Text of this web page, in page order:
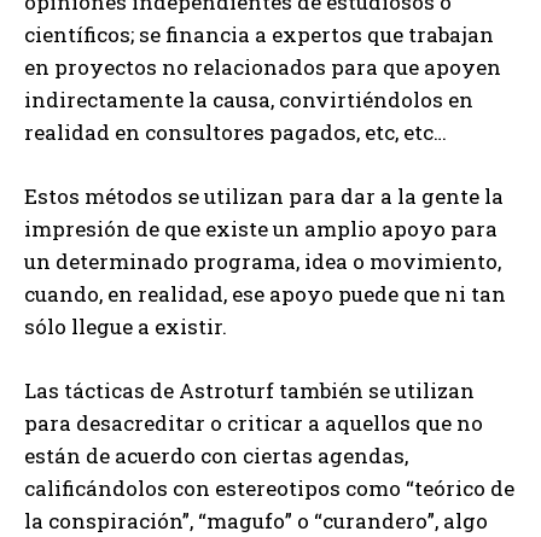
científicos; se financia a expertos que trabajan
en proyectos no relacionados para que apoyen
indirectamente la causa, convirtiéndolos en
realidad en consultores pagados, etc, etc…
Estos métodos se utilizan para dar a la gente la
impresión de que existe un amplio apoyo para
un determinado programa, idea o movimiento,
cuando, en realidad, ese apoyo puede que ni tan
sólo llegue a existir.
Las tácticas de Astroturf también se utilizan
para desacreditar o criticar a aquellos que no
están de acuerdo con ciertas agendas,
calificándolos con estereotipos como “teórico de
la conspiración”, “magufo” o “curandero”, algo